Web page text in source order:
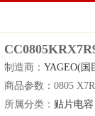
制造商： YAGEO(国
商品参数：0805
所属分类： 贴片电容